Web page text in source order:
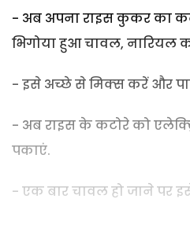
- अब अपना राइस कुकर का
भिगोया हुआ चावल, नारियल
- इसे अच्‍छे से मिक्‍स करें और
- अब राइस के कटोरे को
पकाएं.
- एक बार चावल हो जाने पर